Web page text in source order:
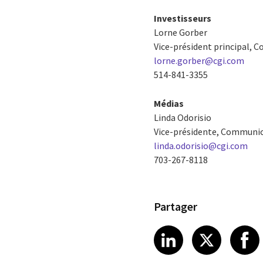
Investisseurs
Lorne Gorber
Vice-président principal,
lorne.gorber@cgi.com
514-841-3355
Médias
Linda Odorisio
Vice-présidente,
linda.odorisio@cgi.com
703-267-8118
Partager
Share article
LinkedIn
Share
X